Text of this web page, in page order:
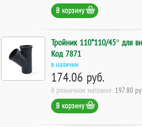
В корзину
Тройник 110*110/45° для
Код 7871
в наличии
174.06 руб.
В розничном магазине: 197.80
В корзину